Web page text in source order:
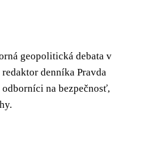
geopolitická debata v
denníka Pravda
na bezpečnosť,